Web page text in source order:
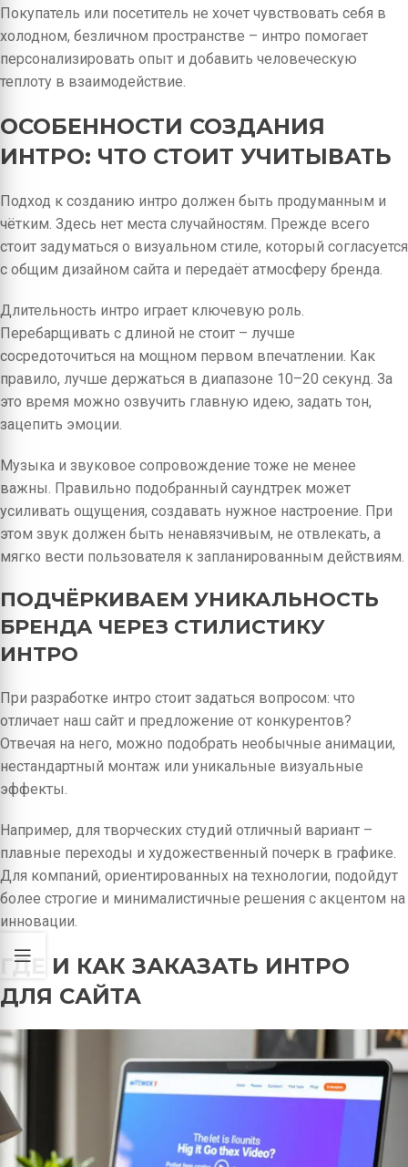
Покупатель или посетитель не хочет чувствовать себя в
холодном, безличном пространстве – интро помогает
персонализировать опыт и добавить человеческую
теплоту в взаимодействие.
ОСОБЕННОСТИ СОЗДАНИЯ
ИНТРО: ЧТО СТОИТ УЧИТЫВАТЬ
Подход к созданию интро должен быть продуманным и
чётким. Здесь нет места случайностям. Прежде всего
стоит задуматься о визуальном стиле, который согласуется
с общим дизайном сайта и передаёт атмосферу бренда.
Длительность интро играет ключевую роль.
Перебарщивать с длиной не стоит – лучше
сосредоточиться на мощном первом впечатлении. Как
правило, лучше держаться в диапазоне 10–20 секунд. За
это время можно озвучить главную идею, задать тон,
зацепить эмоции.
Музыка и звуковое сопровождение тоже не менее
важны. Правильно подобранный саундтрек может
усиливать ощущения, создавать нужное настроение. При
этом звук должен быть ненавязчивым, не отвлекать, а
мягко вести пользователя к запланированным действиям.
ПОДЧЁРКИВАЕМ УНИКАЛЬНОСТЬ
БРЕНДА ЧЕРЕЗ СТИЛИСТИКУ
ИНТРО
При разработке интро стоит задаться вопросом: что
отличает наш сайт и предложение от конкурентов?
Отвечая на него, можно подобрать необычные анимации,
нестандартный монтаж или уникальные визуальные
эффекты.
Например, для творческих студий отличный вариант –
плавные переходы и художественный почерк в графике.
Для компаний, ориентированных на технологии, подойдут
более строгие и минималистичные решения с акцентом на
инновации.
ГДЕ И КАК ЗАКАЗАТЬ ИНТРО
ДЛЯ САЙТА